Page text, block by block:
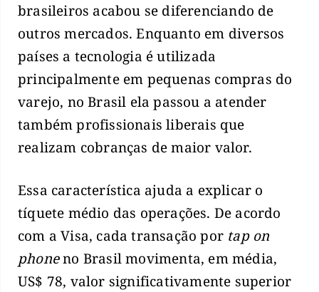
brasileiros acabou se diferenciando de
outros mercados. Enquanto em diversos
países a tecnologia é utilizada
principalmente em pequenas compras do
varejo, no Brasil ela passou a atender
também profissionais liberais que
realizam cobranças de maior valor.
Essa característica ajuda a explicar o
tíquete médio das operações. De acordo
com a Visa, cada transação por tap on
phoneno Brasil movimenta, em média,
US$ 78, valor significativamente superior